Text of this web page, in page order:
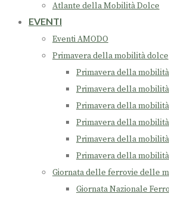
Atlante della Mobilità Dolce
EVENTI
Eventi AMODO
Primavera della mobilità dolce
Primavera della
Primavera della
Primavera della
Primavera della mobilità
Primavera della
Primavera della mobilità
Giornata delle ferrovie delle
Giornata Nazionale